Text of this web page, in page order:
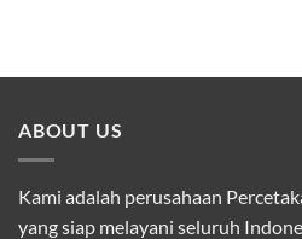
ABOUT US
Kami adalah perusahaan
yang siap melayani seluruh